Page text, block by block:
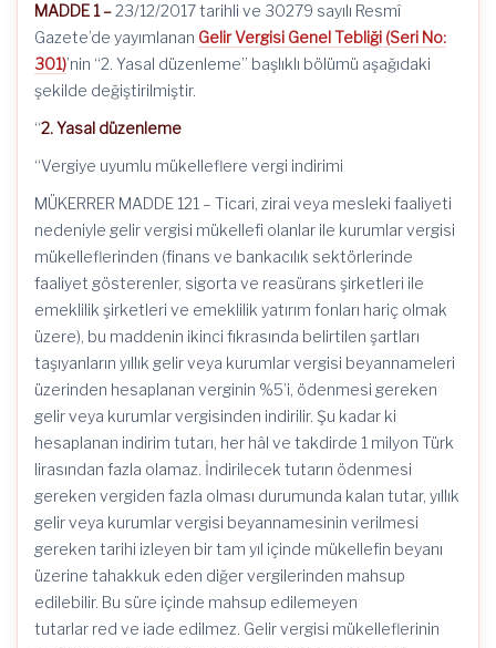
MADDE 1 –23/12/2017 tarihli ve 30279 sayılı Resmî
Gazete’de yayımlanan Gelir Vergisi Genel Tebliği (Seri No:
301)’nin “2. Yasal düzenleme” başlıklı bölümü aşağıdaki
şekilde değiştirilmiştir.
“2. Yasal düzenleme
“Vergiye uyumlu mükelleflere vergi indirimi
MÜKERRER MADDE 121 – Ticari, zirai veya mesleki faaliyeti
nedeniyle gelir vergisi mükellefi olanlar ile kurumlar vergisi
mükelleflerinden (finans ve bankacılık sektörlerinde
faaliyet gösterenler, sigorta ve reasürans şirketleri ile
emeklilik şirketleri ve emeklilik yatırım fonları hariç olmak
üzere), bu maddenin ikinci fıkrasında belirtilen şartları
taşıyanların yıllık gelir veya kurumlar vergisi beyannameleri
üzerinden hesaplanan verginin %5’i, ödenmesi gereken
gelir veya kurumlar vergisinden indirilir. Şu kadar ki
hesaplanan indirim tutarı, her hâl ve takdirde 1 milyon Türk
lirasından fazla olamaz. İndirilecek tutarın ödenmesi
gereken vergiden fazla olması durumunda kalan tutar, yıllık
gelir veya kurumlar vergisi beyannamesinin verilmesi
gereken tarihi izleyen bir tam yıl içinde mükellefin beyanı
üzerine tahakkuk eden diğer vergilerinden mahsup
edilebilir. Bu süre içinde mahsup edilemeyen
tutarlar red ve iade edilmez. Gelir vergisi mükelleflerinin